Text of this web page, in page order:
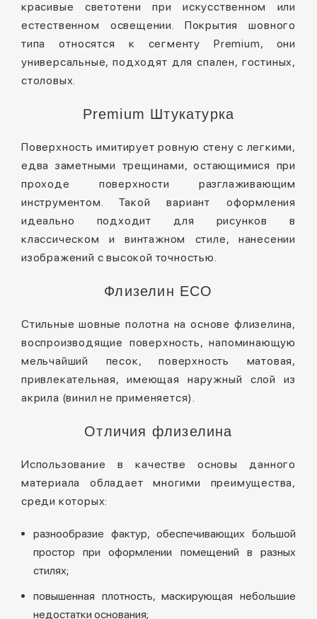
красивые светотени при искусственном или
естественном освещении. Покрытия шовного
типа относятся к сегменту Premium, они
универсальные, подходят для спален, гостиных,
столовых.
Premium Штукатурка
Поверхность имитирует ровную стену с легкими,
едва заметными трещинами, остающимися при
проходе поверхности разглаживающим
инструментом. Такой вариант оформления
идеально подходит для рисунков в
классическом и винтажном стиле, нанесении
изображений с высокой точностью.
Флизелин ECO
Стильные шовные полотна на основе флизелина,
воспроизводящие поверхность, напоминающую
мельчайший песок, поверхность матовая,
привлекательная, имеющая наружный слой из
акрила (винил не применяется).
Отличия флизелина
Использование в качестве основы данного
материала обладает многими преимущества,
среди которых:
разнообразие фактур, обеспечивающих большой
простор при оформлении помещений в разных
стилях;
повышенная плотность, маскирующая небольшие
недостатки основания;